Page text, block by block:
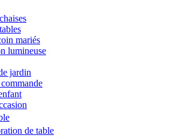
mariés
lumineuse
jardin
de table